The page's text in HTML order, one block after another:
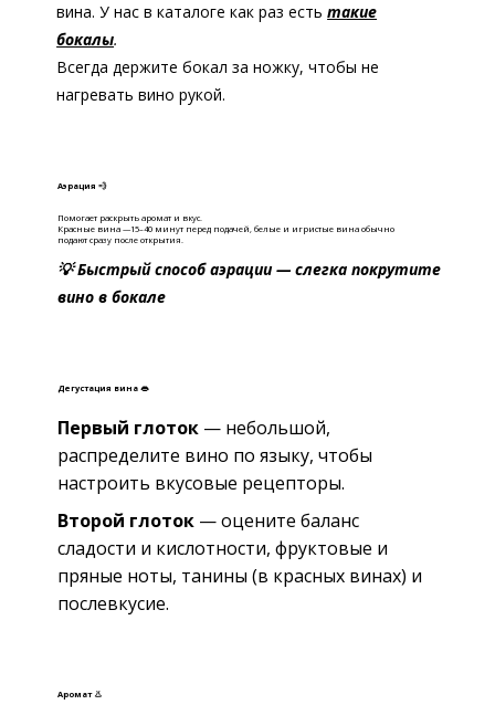
Аэрация 💨
Помогает раскрыть аромат и вкус.
Красные вина —15–40 минут перед подачей, белые и игристые вина обычно
подают сразу после открытия.
💡 Быстрый способ аэрации — слегка покрутите
вино в бокале
Дегустация вина 👄
Первый глоток— небольшой,
распределите вино по языку, чтобы
настроить вкусовые рецепторы.
Второй глоток— оцените баланс
сладости и кислотности, фруктовые и
пряные ноты, танины (в красных винах) и
послевкусие.
Аромат 👃
вина. У нас в каталоге как раз естьтакие
бокалы.
Всегда держите бокал за ножку, чтобы не
нагревать вино рукой.